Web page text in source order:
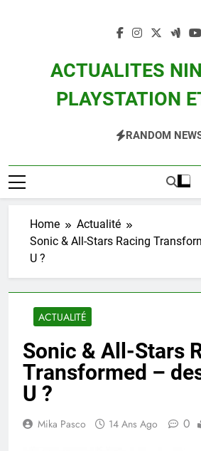
ACTUALITES
PLAYSTATION
Zelda, Splatoon, Pokemon
RANDOM
Home
Actualité
Sonic & All-Stars Racing
U ?
ACTUALITÉ
Sonic & All-Stars
Transformed –
U ?
Mika Pasco 14 Ans Ago 0